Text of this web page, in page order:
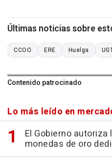
Últimas noticias sobre
CCOO ERE Huelga
Contenido patrocinado
Lo más leído en
El Gobierno
monedas de oro